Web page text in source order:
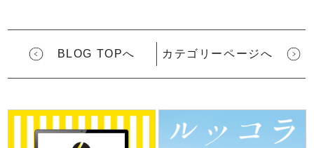
BLOG TOPへ カテゴリーページへ